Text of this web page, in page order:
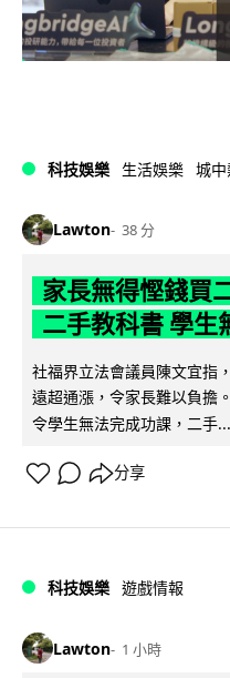
科技娛樂 生活娛樂 城
Lawton 38 分
家長無得慳錢買
二手教科書 學生
社福界立法會議員陳文宜指
遠超通漲，令家長難以負擔
令學生無法完成功課，二手...
分享
科技娛樂 遊戲情報
Lawton 1 小時